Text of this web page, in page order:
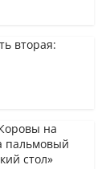
вторая:
на
пальмовый
стол»